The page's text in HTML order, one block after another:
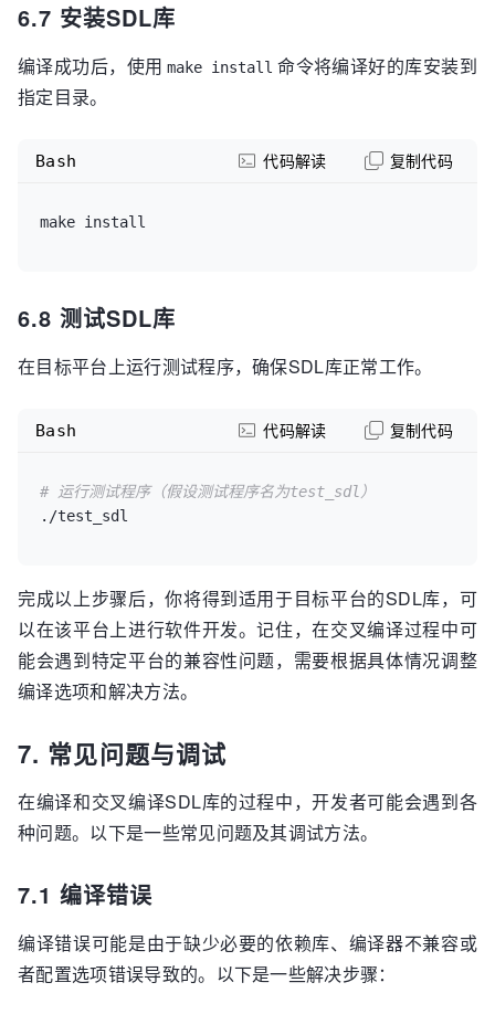
6.7 安装SDL库
编译成功后，使用 make install 命令将编译好的库安装到
指定目录。
Bash 代码解读 复制代码
6.8 测试SDL库
在目标平台上运行测试程序，确保SDL库正常工作。
# 运行测试程序（假设测试程序名为test_sdl）
Bash 代码解读 复制代码
完成以上步骤后，你将得到适用于目标平台的SDL库，可
以在该平台上进行软件开发。记住，在交叉编译过程中可
能会遇到特定平台的兼容性问题，需要根据具体情况调整
编译选项和解决方法。
7. 常见问题与调试
在编译和交叉编译SDL库的过程中，开发者可能会遇到各
种问题。以下是一些常见问题及其调试方法。
7.1 编译错误
编译错误可能是由于缺少必要的依赖库、编译器不兼容或
者配置选项错误导致的。以下是一些解决步骤：